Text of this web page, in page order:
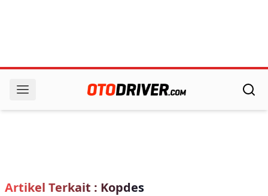
Artikel Terkait : Kopdes